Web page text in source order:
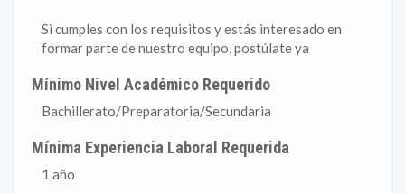
Si cumples con los requisitos y estás interesado en
formar parte de nuestro equipo, postúlate ya
Mínimo Nivel Académico Requerido
Bachillerato/Preparatoria/Secundaria
Mínima Experiencia Laboral Requerida
1 año